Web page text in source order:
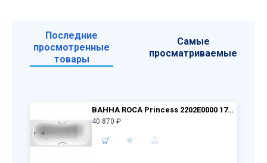
Последние
просмотренные
товары
Самые
просматриваемые
ВАННА ROCA Princess 2202E0000 170x75 + ручки 291110000 +ножки 291021000***
40 870 ₽